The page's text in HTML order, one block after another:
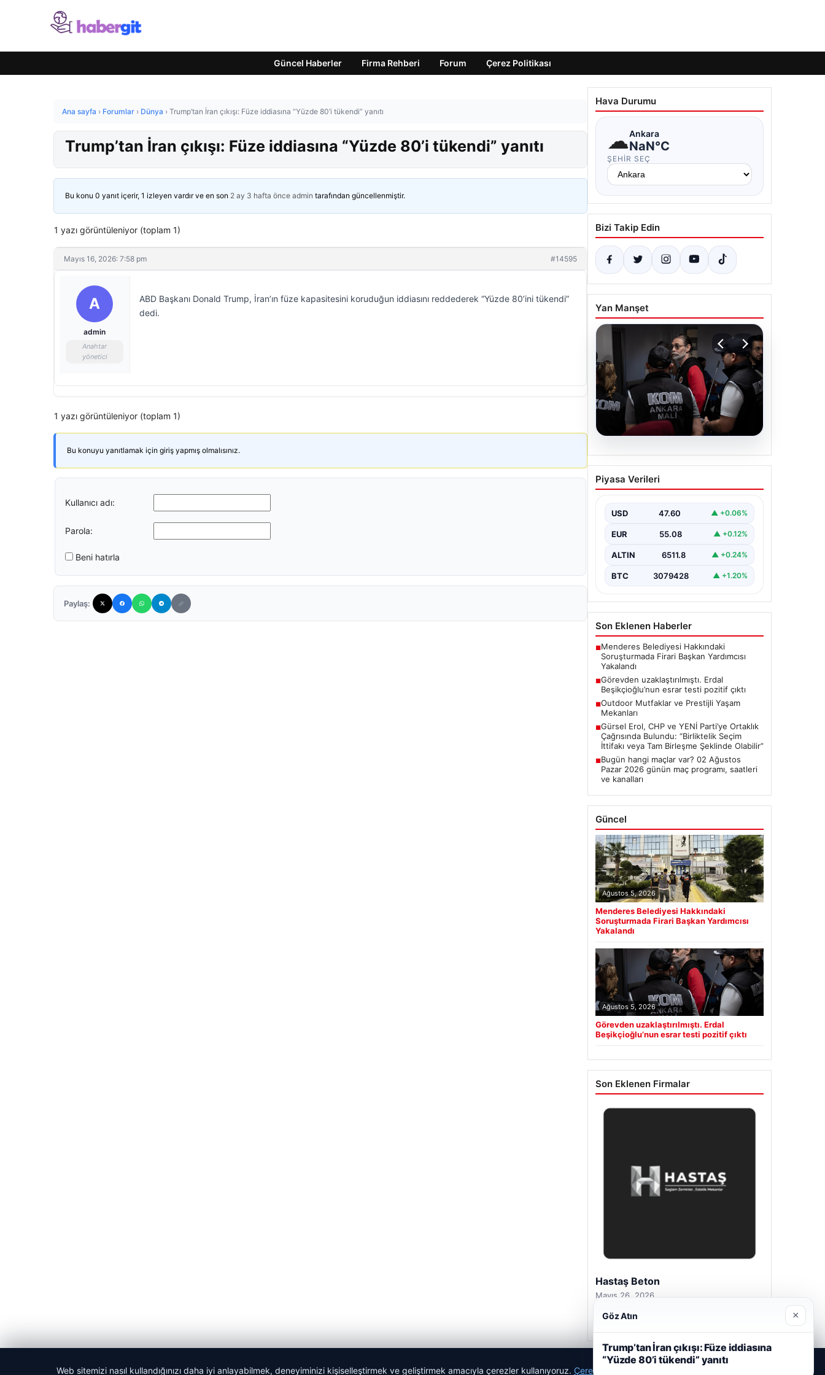
Güncel Haberler Firma Rehberi Forum Çerez Politikası
Ana sayfa › Forumlar › Dünya › Trump’tan İran çıkışı: Füze iddiasına “Yüzde 80’i tükendi” yanıtı
Trump’tan İran çıkışı: Füze iddiasına “Yüzde 80’i tükendi” yanıtı
Bu konu 0 yanıt içerir, 1 izleyen vardır ve en son 2 ay 3 hafta önce admin tarafından güncellenmiştir.
1 yazı görüntüleniyor (toplam 1)
Mayıs 16, 2026: 7:58 pm #14595
A
admin
Anahtar
yönetici
ABD Başkanı Donald Trump, İran’ın füze kapasitesini koruduğun iddiasını reddederek “Yüzde 80’ini tükendi”
dedi.
1 yazı görüntüleniyor (toplam 1)
Bu konuyu yanıtlamak için giriş yapmış olmalısınız.
Kullanıcı adı:
Parola:
Beni hatırla
Paylaş:
Hava Durumu
☁Ankara
NaN°C
ŞEHIR SEÇ
Bizi Takip Edin
Yan Manşet
Görevden
uzaklaştırılmıştı. Erdal
testi pozitif çıktı
{"title": "Erdal Beşikçioğlu'nun Esrar
Testi Pozitif Çıktı ve
"content": "Ankara'da CHP'li…
Piyasa Verileri
USD 47.60 ▲ +0.06%
EUR 55.08 ▲ +0.12%
ALTIN 6511.8 ▲ +0.24%
BTC 3079428 ▲ +1.20%
Son Eklenen Haberler
■Menderes Belediyesi Hakkındaki
Soruşturmada Firari Başkan Yardımcısı
Yakalandı
■Görevden uzaklaştırılmıştı. Erdal
Beşikçioğlu’nun esrar testi pozitif çıktı
■Outdoor Mutfaklar ve Prestijli Yaşam
Mekanları
■Gürsel Erol, CHP ve YENİ Parti’ye Ortaklık
Çağrısında Bulundu: “Birliktelik Seçim
İttifakı veya Tam Birleşme Şeklinde Olabilir”
■Bugün hangi maçlar var? 02 Ağustos
Pazar 2026 günün maç programı, saatleri
ve kanalları
Güncel
Ağustos 5, 2026
Menderes Belediyesi Hakkındaki
Soruşturmada Firari Başkan Yardımcısı
Yakalandı
Ağustos 5, 2026
Görevden uzaklaştırılmıştı. Erdal
Beşikçioğlu’nun esrar testi pozitif çıktı
Son Eklenen Firmalar
Hastaş Beton
Mayıs 26, 2026
Web sitemizi nasıl kullandığınızı daha iyi anlayabilmek, deneyiminizi kişiselleştirmek ve geliştirmek amacıyla çerezler kullanıyoruz. Çerez Politikamız
Göz Atın ×
Trump’tan İran çıkışı: Füze iddiasına
“Yüzde 80’i tükendi” yanıtı